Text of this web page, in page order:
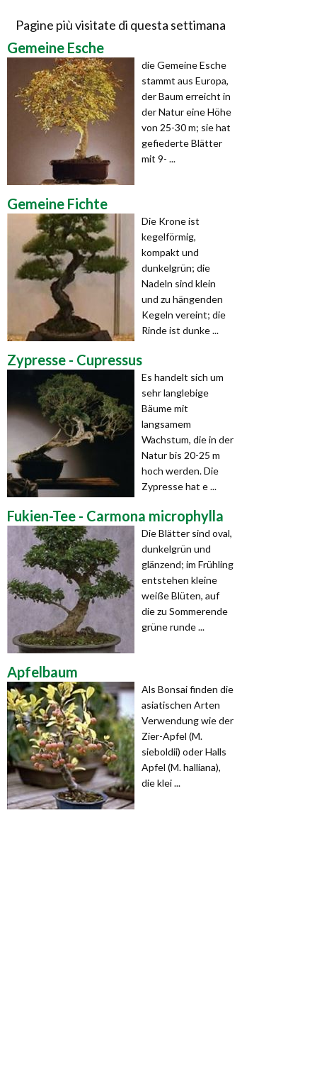
Pagine più visitate di questa settimana
Gemeine Esche
die Gemeine Esche
stammt aus Europa,
der Baum erreicht in
der Natur eine Höhe
von 25-30 m; sie hat
gefiederte Blätter
mit 9- ...
Gemeine Fichte
Die Krone ist
kegelförmig,
kompakt und
dunkelgrün; die
Nadeln sind klein
und zu hängenden
Kegeln vereint; die
Rinde ist dunke ...
Zypresse - Cupressus
Es handelt sich um
sehr langlebige
Bäume mit
langsamem
Wachstum, die in der
Natur bis 20-25 m
hoch werden. Die
Zypresse hat e ...
Fukien-Tee - Carmona microphylla
Die Blätter sind oval,
dunkelgrün und
glänzend; im Frühling
entstehen kleine
weiße Blüten, auf
die zu Sommerende
grüne runde ...
Apfelbaum
Als Bonsai finden die
asiatischen Arten
Verwendung wie der
Zier-Apfel (M.
sieboldii) oder Halls
Apfel (M. halliana),
die klei ...